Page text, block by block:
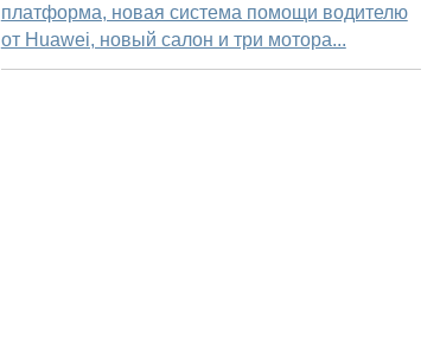
платформа, новая система помощи водителю
от Huawei, новый салон и три мотора...